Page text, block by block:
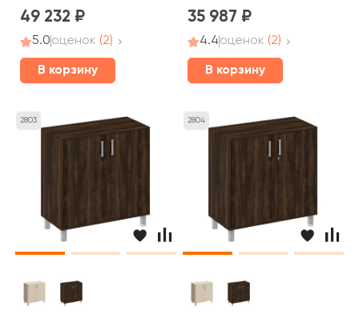
49 232
5.0оценок (2)
В корзину
35 987
4.4оценок (2)
В корзину
2803 2804